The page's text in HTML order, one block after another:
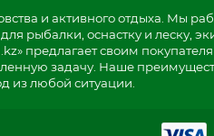
и активного отдыха. Мы
рыбалки, оснастку и леску,
предлагает своим
задачу. Наше
из любой ситуации.